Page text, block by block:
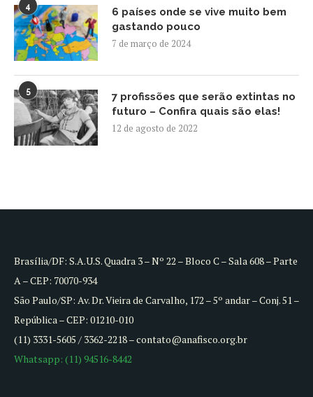
4
6 países onde se vive muito bem
gastando pouco
7 de março de 2024
5
7 profissões que serão extintas no
futuro – Confira quais são elas!
12 de agosto de 2022
Brasília/DF: S.A.U.S. Quadra 3 – Nº 22 – Bloco C – Sala 608 – Parte
A – CEP: 70070-934
São Paulo/SP: Av. Dr. Vieira de Carvalho, 172 – 5º andar – Conj. 51 –
República – CEP: 01210-010
(11) 3331-5605 / 3362-2218 – contato@anafisco.org.br
Whatsapp: (11) 94516-8442